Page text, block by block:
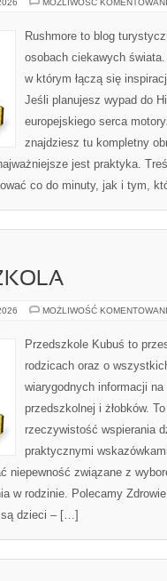
MOŻLIWOŚĆ
Rushmore to blog
osobach ciekawych
w którym łączą się
Jeśli planujesz wypad do
europejskiego serca
znajdziesz tu kompletny
jest praktyka.
co do minuty, jak i tym,
MOŻLIWOŚĆ
Przedszkole Kubuś to
rodzicach oraz o
wiarygodnych informacji
przedszkolnej i żłobków.
rzeczywistość wspierania
praktycznymi
niepewność związane z
w rodzinie. Polecamy
są dzieci – […]